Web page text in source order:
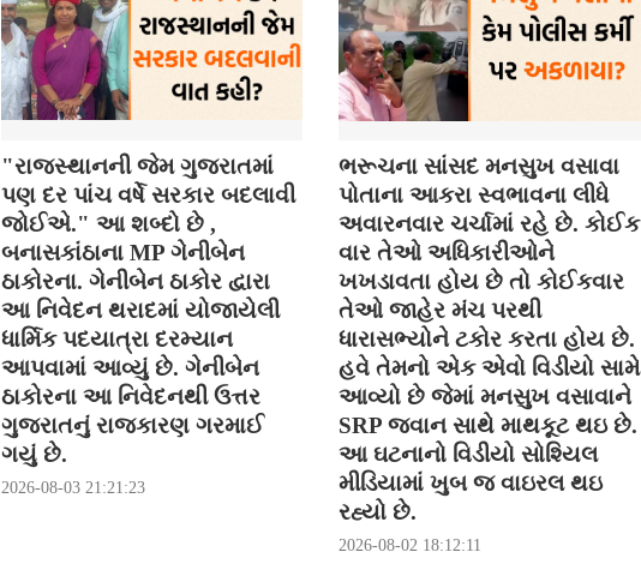
"રાજસ્થાનની જેમ ગુજરાતમાં
પણ દર પાંચ વર્ષે સરકાર બદલાવી
જોઈએ." આ શબ્દો છે ,
બનાસકાંઠાના MP ગેનીબેન
ઠાકોરના. ગેનીબેન ઠાકોર દ્વારા
આ નિવેદન થરાદમાં યોજાયેલી
ધાર્મિક પદયાત્રા દરમ્યાન
આપવામાં આવ્યું છે. ગેનીબેન
ઠાકોરના આ નિવેદનથી ઉત્તર
ગુજરાતનું રાજકારણ ગરમાઈ
ગયું છે.
2026-08-03 21:21:23
ભરૂચના સાંસદ મનસુખ વસાવા
પોતાના આકરા સ્વભાવના લીધે
અવારનવાર ચર્ચામાં રહે છે. કોઈક
વાર તેઓ અધિકારીઓને
ખખડાવતા હોય છે તો કોઈકવાર
તેઓ જાહેર મંચ પરથી
ધારાસભ્યોને ટકોર કરતા હોય છે.
હવે તેમનો એક એવો વિડીયો સામે
આવ્યો છે જેમાં મનસુખ વસાવાને
SRP જવાન સાથે માથકૂટ થઇ છે.
આ ઘટનાનો વિડીયો સોશ્યિલ
મીડિયામાં ખુબ જ વાઇરલ થઇ
રહ્યો છે.
2026-08-02 18:12:11